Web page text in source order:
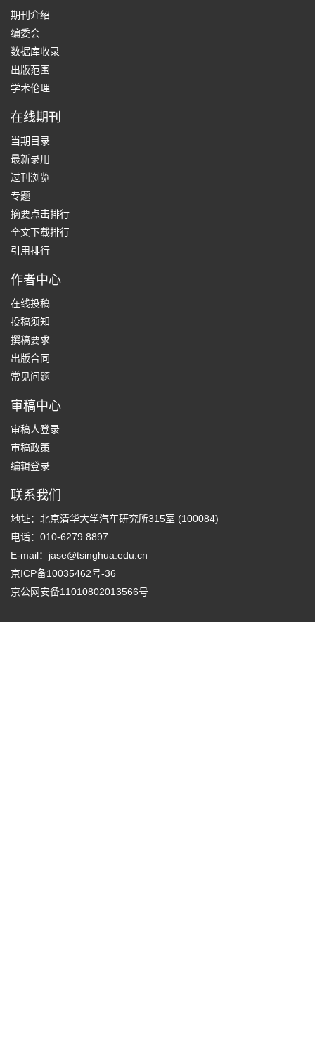
期刊介绍
编委会
数据库收录
出版范围
学术伦理
在线期刊
当期目录
最新录用
过刊浏览
专题
摘要点击排行
全文下载排行
引用排行
作者中心
在线投稿
投稿须知
撰稿要求
出版合同
常见问题
审稿中心
审稿人登录
审稿政策
编辑登录
联系我们
地址：北京清华大学汽车研究所315室 (100084)
电话：010-6279 8897
E-mail： jase@tsinghua.edu.cn
京ICP备10035462号-36
京公网安备11010802013566号